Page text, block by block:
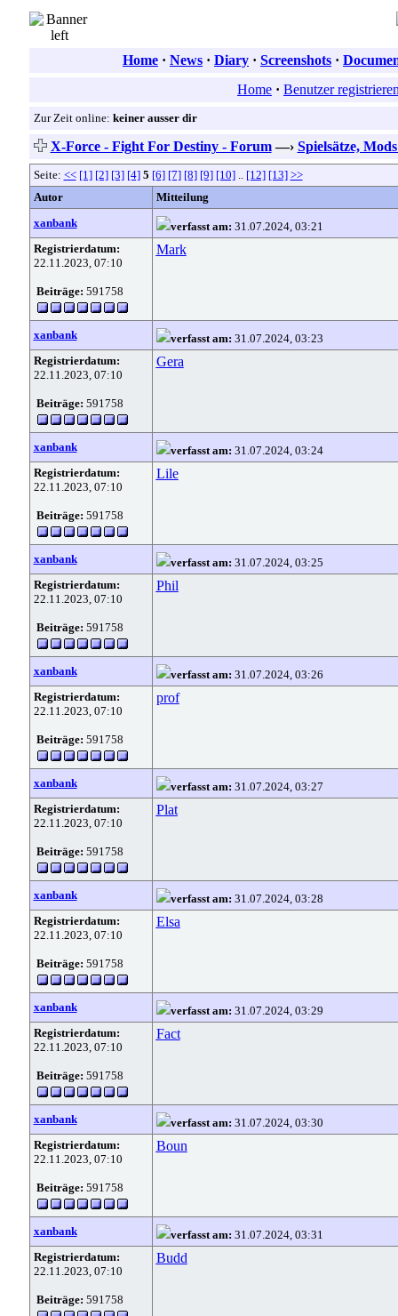
Home · News · Diary · Screenshots ·
Home · Benutzer
Zur Zeit online: keiner ausser dir
X-Force - Fight For Destiny - Forum —› Spielsätze,
Seite: << [1] [2] [3] [4] 5 [6] [7] [8] [9] [10].. [12] [13] >>
Autor
Mitteilung
xanbank
verfasst am: 31.07.2024, 03:21
Registrierdatum:
22.11.2023, 07:10
Beiträge: 591758
Mark
xanbank verfasst am: 31.07.2024, 03:23
Registrierdatum:
22.11.2023, 07:10
Beiträge: 591758
Gera
xanbank verfasst am: 31.07.2024, 03:24
Registrierdatum:
22.11.2023, 07:10
Beiträge: 591758
Lile
xanbank verfasst am: 31.07.2024, 03:25
Registrierdatum:
22.11.2023, 07:10
Beiträge: 591758
Phil
xanbank verfasst am: 31.07.2024, 03:26
Registrierdatum:
22.11.2023, 07:10
Beiträge: 591758
prof
xanbank verfasst am: 31.07.2024, 03:27
Registrierdatum:
22.11.2023, 07:10
Beiträge: 591758
Plat
xanbank verfasst am: 31.07.2024, 03:28
Registrierdatum:
22.11.2023, 07:10
Beiträge: 591758
Elsa
xanbank verfasst am: 31.07.2024, 03:29
Registrierdatum:
22.11.2023, 07:10
Beiträge: 591758
Fact
xanbank verfasst am: 31.07.2024, 03:30
Registrierdatum:
22.11.2023, 07:10
Beiträge: 591758
Boun
xanbank verfasst am: 31.07.2024, 03:31
Registrierdatum:
22.11.2023, 07:10
Beiträge: 591758
Budd